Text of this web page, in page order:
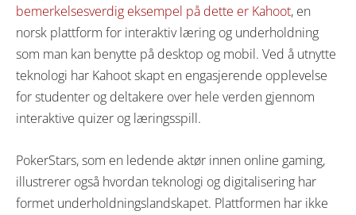
bemerkelsesverdig eksempel på dette er Kahoot, en
norsk plattform for interaktiv læring og underholdning
som man kan benytte på desktop og mobil. Ved å utnytte
teknologi har Kahoot skapt en engasjerende opplevelse
for studenter og deltakere over hele verden gjennom
interaktive quizer og læringsspill.
PokerStars, som en ledende aktør innen online gaming,
illustrerer også hvordan teknologi og digitalisering har
formet underholdningslandskapet. Plattformen har ikke